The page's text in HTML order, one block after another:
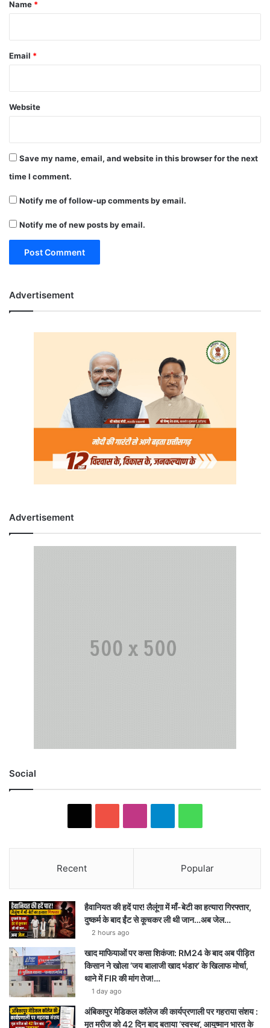
Name *
Email *
Website
Save my name, email, and website in this browser for the next
time I comment.
Notify me of follow-up comments by email.
Notify me of new posts by email.
Advertisement
Advertisement
Social
Recent Popular
हैवानियत की हदें पार! लैलूंगा में माँ-बेटी का हत्यारा गिरफ्तार,
दुष्कर्म के बाद ईंट से कूचकर ली थी जान…अब जेल…
2 hours ago
खाद माफियाओं पर कसा शिकंजा: RM24 के बाद अब पीड़ित
किसान ने खोला ‘जय बालाजी खाद भंडार’ के खिलाफ मोर्चा,
थाने में FIR की मांग तेज!…
1 day ago
अंबिकापुर मेडिकल कॉलेज की कार्यप्रणाली पर गहराया संशय :
मृत मरीज को 42 दिन बाद बताया ‘स्वस्थ’, आयुष्मान भारत के